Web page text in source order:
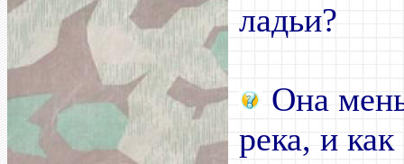
ладьи?
Она
река, и